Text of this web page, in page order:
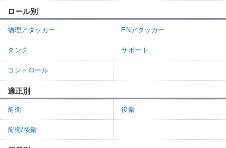
ロール別
物理アタッカー ENアタッカー
タンク サポート
コントロール
適正別
前衛 後衛
前衛/後衛